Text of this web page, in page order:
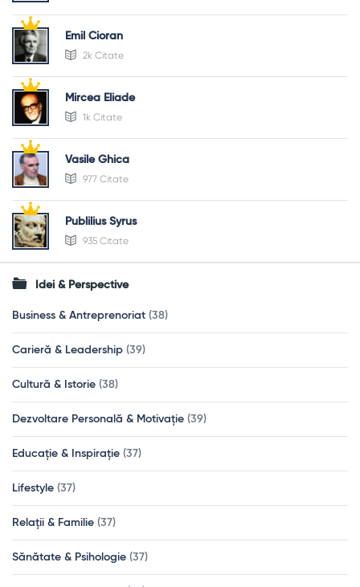
Emil Cioran
2k Citate
Mircea Eliade
1k Citate
Vasile Ghica
977 Citate
Publilius Syrus
935 Citate
Idei & Perspective
Business & Antreprenoriat (38)
Carieră & Leadership (39)
Cultură & Istorie (38)
Dezvoltare Personală & Motivație (39)
Educație & Inspirație (37)
Lifestyle (37)
Relații & Familie (37)
Sănătate & Psihologie (37)